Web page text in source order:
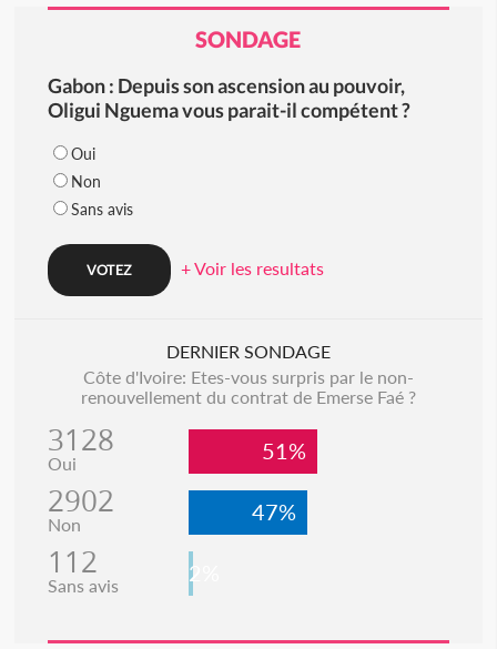
SONDAGE
Gabon : Depuis son ascension au pouvoir,
Oligui Nguema vous parait-il compétent ?
Oui
Non
Sans avis
+ Voir les resultats
DERNIER SONDAGE
Côte d'Ivoire: Etes-vous surpris par le non-
renouvellement du contrat de Emerse Faé ?
3128
Oui 51%
2902
Non 47%
112
Sans avis 2%